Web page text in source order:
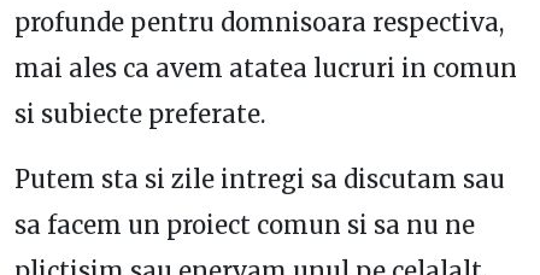
profunde pentru domnisoara respectiva,
mai ales ca avem atatea lucruri in comun
si subiecte preferate.
Putem sta si zile intregi sa discutam sau
sa facem un proiect comun si sa nu ne